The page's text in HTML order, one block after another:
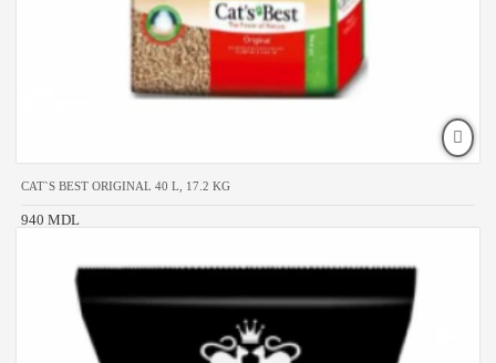
CAT`S BEST ORIGINAL 40 L, 17.2 KG
940 MDL